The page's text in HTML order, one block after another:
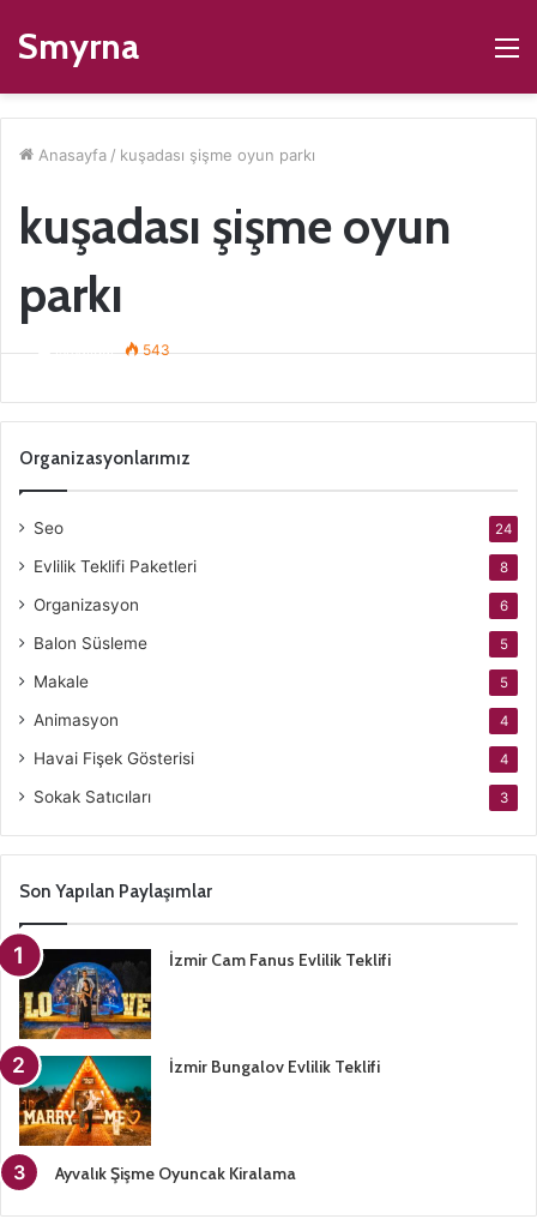
Smyrna
Anasayfa / kuşadası şişme oyun parkı
kuşadası şişme oyun
parkı
Kuşadası Şişme Oyuncak Kiralama
ismaildur 543
Organizasyonlarımız
Seo 24
Evlilik Teklifi Paketleri 8
Organizasyon 6
Balon Süsleme 5
Makale 5
Animasyon 4
Havai Fişek Gösterisi 4
Sokak Satıcıları 3
Son Yapılan Paylaşımlar
İzmir Cam Fanus Evlilik Teklifi
İzmir Bungalov Evlilik Teklifi
Ayvalık Şişme Oyuncak Kiralama